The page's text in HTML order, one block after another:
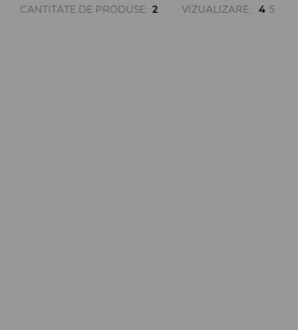
CANTITATE DE PRODUSE: 2 VIZUALIZARE: 4 5